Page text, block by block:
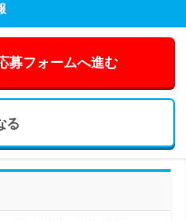
募フォームへ進む
る